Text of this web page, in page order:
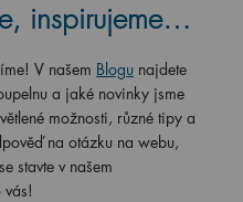
inspirujeme…
V našem Blogu najdete
a jaké novinky jsme
možnosti, různé tipy a
na otázku na webu,
stavte v našem
vás!